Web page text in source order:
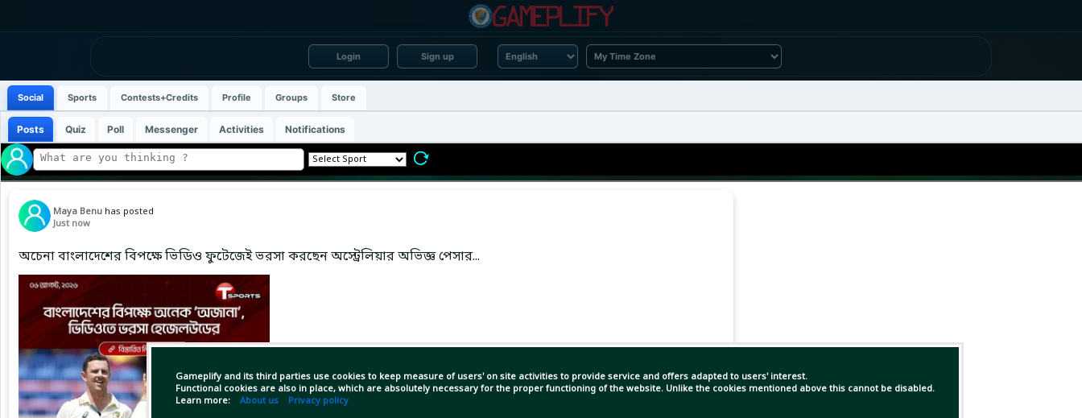
Login Sign up
Gameplify and its third parties use cookies to keep measure of users' on site activities to provide service and offers adapted to users' interest.
Functional cookies are also in place, which are absolutely necessary for the proper functioning of the website. Unlike the cookies mentioned above this cannot be disabled.
Learn more: About us Privacy policy
Social Sports Contests+Credits Profile Groups Store
Posts Quiz Poll Messenger Activities Notifications
Maya Benu has posted
Just now
অচেনা বাংলাদেশের বিপক্ষে ভিডিও ফুটেজেই ভরসা করছেন অস্ট্রেলিয়ার অভিজ্ঞ পেসার...